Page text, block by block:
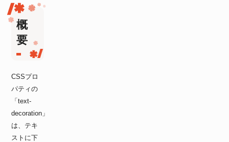
概
要
CSSプロ
パティの
「text-
decoration」
は、テキ
ストに下